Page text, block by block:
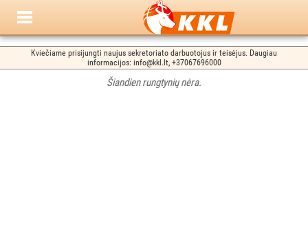
Kviečiame prisijungti naujus sekretoriato darbuotojus ir teisėjus. Daugiau
informacijos: info@kkl.lt, +37067696000
Šiandien rungtynių nėra.